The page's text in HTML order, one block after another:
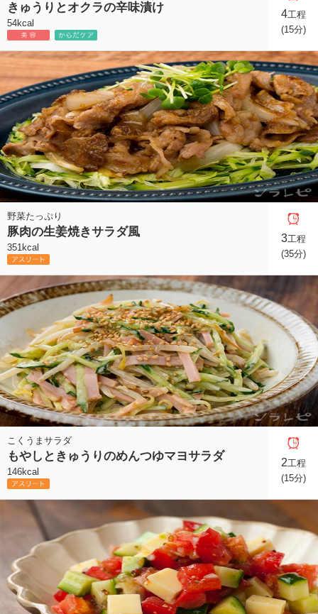
きゅうりとオクラの辛味漬け
54kcal
4工程
(15分)
野菜たっぷり
豚肉の生姜焼きサラダ風
351kcal
3工程
(35分)
こくうまサラダ
もやしときゅうりのめんつゆマヨサラダ
146kcal
2工程
(15分)